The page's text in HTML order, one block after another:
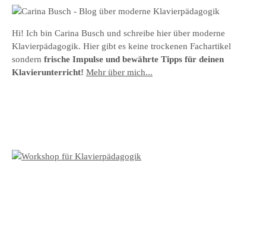
Hi! Ich bin Carina Busch und schreibe hier über moderne
Klavierpädagogik. Hier gibt es keine trockenen Fachartikel
sondern frische Impulse und bewährte Tipps für deinen
Klavierunterricht! Mehr über mich...